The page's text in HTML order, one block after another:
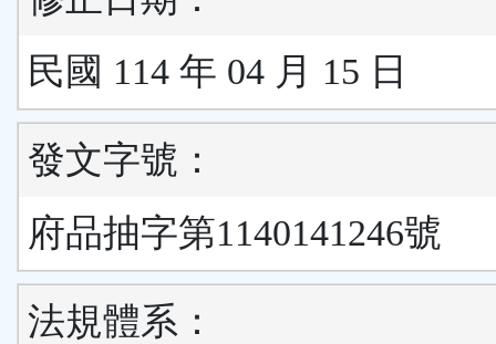
民國 114 年 04 月 15 日
發文字號：
府品抽字第1140141246號
法規體系：